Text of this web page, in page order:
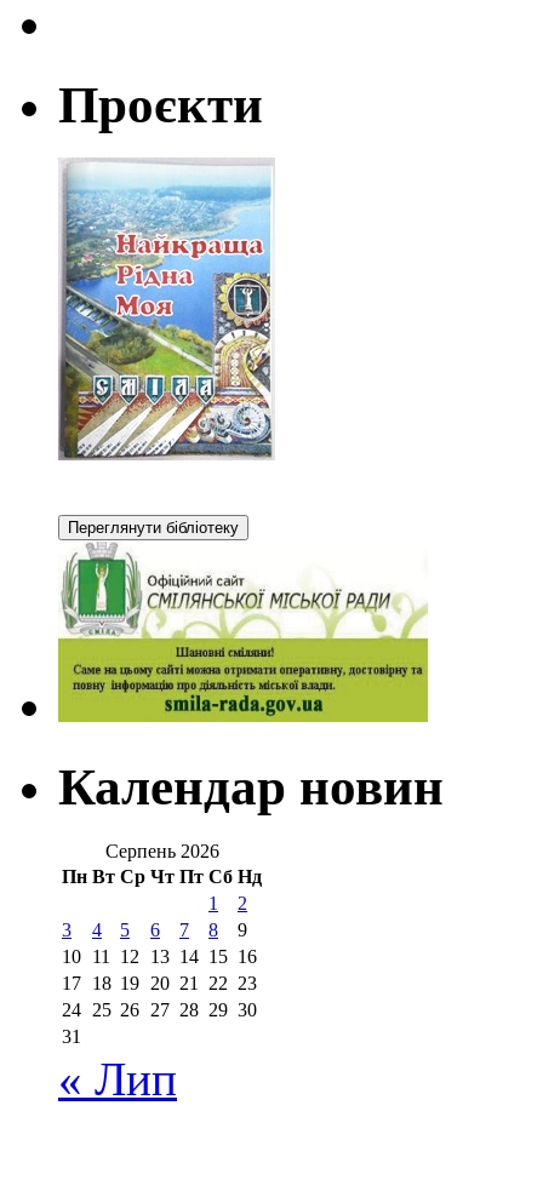
Проєкти
Календар новин
Серпень 2026
Пн Вт Ср Чт Пт Сб Нд
1
2
3
4 5 6 7 8
9
10 11 12 13 14 15 16
17 18 19 20 21 22 23
24 25 26 27 28 29 30
31
« Лип